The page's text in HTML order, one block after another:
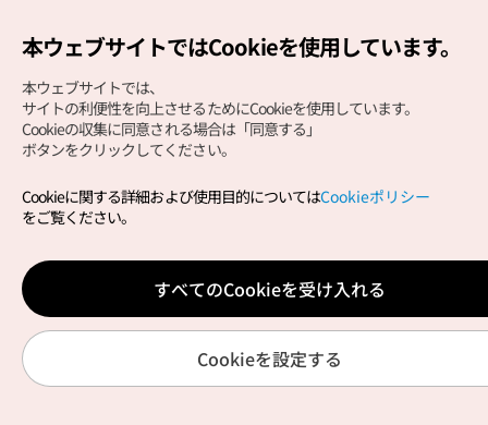
Copyright (c) Korea Tourism Organization All Rights
サイトエラー報告公式メール
japanese@knto.or.kr
本ウェブサイトではCookieを使用しています。
本ウェブサイトでは、
サイトの利便性を向上させるためにCookieを使用しています。
Cookieの収集に同意される場合は「同意する」
ボタンをクリックしてください。
Cookieに関する詳細および使用目的についてはCookieポリシー
をご覧ください。
すべてのCookieを受け入れる
Cookieを設定する